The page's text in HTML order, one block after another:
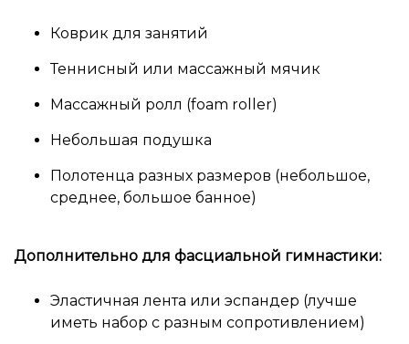
Коврик для занятий
Теннисный или массажный мячик
Массажный ролл (foam roller)
Небольшая подушка
Полотенца разных размеров (небольшое,
среднее, большое банное)
Дополнительно для фасциальной гимнастики:
Эластичная лента или эспандер (лучше
иметь набор с разным сопротивлением)